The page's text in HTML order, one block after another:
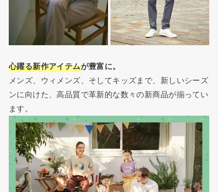
心躍る新作アイテムが豊富に。
メンズ、ウィメンズ、そしてキッズまで、新しいシーズ
ンに向けた、高品質で革新的な数々の新商品が揃ってい
ます。